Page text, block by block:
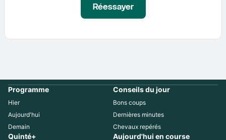
Réessayer
Programme
Hier
Aujourd'hui
Demain
Conseils du jour
Bons coups
Dernières minutes
Chevaux repérés
Quinté+ Aujourd'hui en course